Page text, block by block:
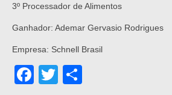
3º Processador de Alimentos
Ganhador: Ademar Gervasio Rodrigues
Empresa: Schnell Brasil
Facebook
Twitter